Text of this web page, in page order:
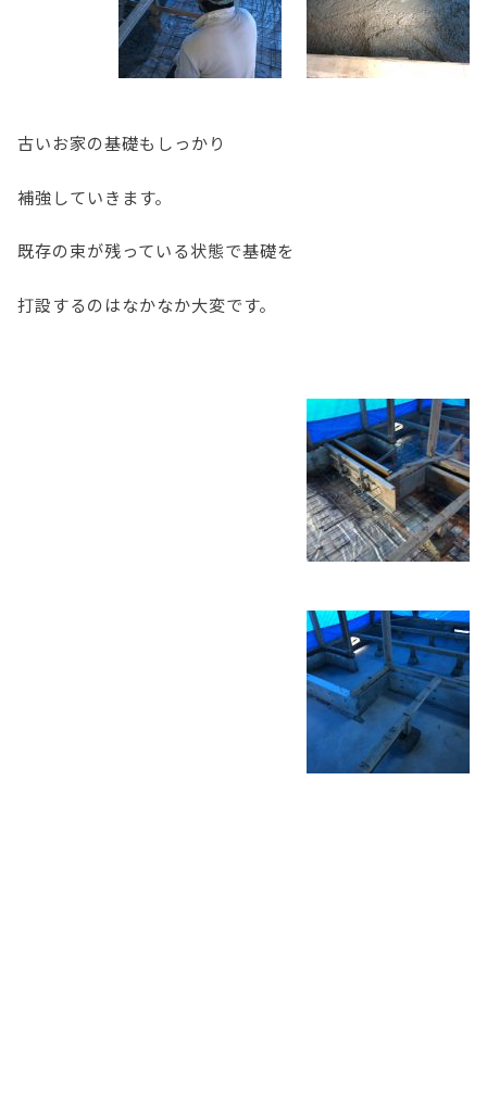
古いお家の基礎もしっかり
補強していきます。
既存の束が残っている状態で基礎を
打設するのはなかなか大変です。